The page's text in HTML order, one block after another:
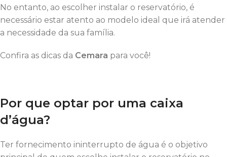
No entanto, ao escolher instalar o reservatório, é
necessário estar atento ao modelo ideal que irá atender
a necessidade da sua família.
Confira as dicas da Cemara para você!
Por que optar por uma caixa
d’água?
Ter fornecimento ininterrupto de água é o objetivo